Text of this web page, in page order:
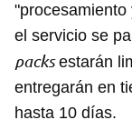
"procesamiento
el servicio se
packsestarán
entregarán en
hasta 10 días.